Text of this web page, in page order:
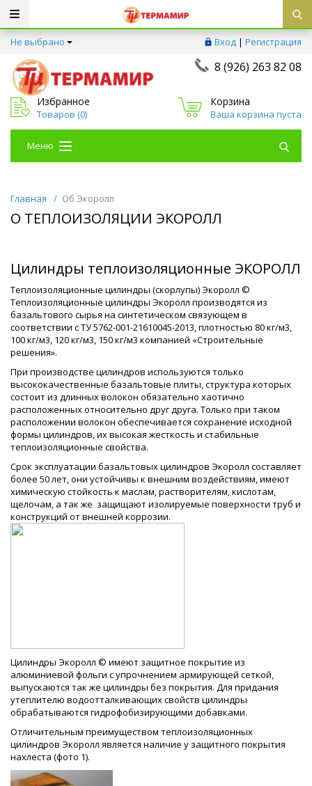
Не выбрано Вход | Регистрация
8 (926) 263 82 08
Избранное
Товаров (0)
Корзина
Ваша корзина пуста
Меню
Главная / Об Экоролл
О ТЕПЛОИЗОЛЯЦИИ ЭКОРОЛЛ
Цилиндры теплоизоляционные ЭКОРОЛЛ
Теплоизоляционные цилиндры (скорлупы) Экоролл ©
Теплоизоляционные цилиндры Экоролл производятся из
базальтового сырья на синтетическом связующем в
соответствии с ТУ 5762-001-21610045-2013, плотностью 80 кг/м3,
100 кг/м3, 120 кг/м3, 150 кг/м3 компанией «Строительные
решения».
При производстве цилиндров используются только
высококачественные базальтовые плиты, структура которых
состоит из длинных волокон обязательно хаотично
расположенных относительно друг друга. Только при таком
расположении волокон обеспечивается сохранение исходной
формы цилиндров, их высокая жесткость и стабильные
теплоизоляционные свойства.
Срок эксплуатации базальтовых цилиндров Экоролл составляет
более 50 лет, они устойчивы к внешним воздействиям, имеют
химическую стойкость к маслам, растворителям, кислотам,
щелочам, а так же защищают изолируемые поверхности труб и
конструкций от внешней коррозии.
Цилиндры Экоролл © имеют защитное покрытие из
алюминиевой фольги с упрочнением армирующей сеткой,
выпускаются так же цилиндры без покрытия. Для придания
утеплителю водоотталкивающих свойств цилиндры
обрабатываются гидрофобизирующими добавками.
Отличительным преимуществом теплоизоляционных
цилиндров Экоролл является наличие у защитного покрытия
нахлеста (фото 1).